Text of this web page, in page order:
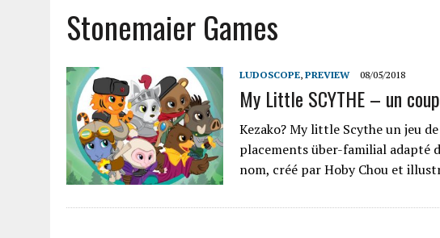
Stonemaier Games
LUDOSCOPE, PREVIEW 08/05/2018
My Little SCYTHE – un
Kezako? My little Scythe un jeu
placements über-familial adapté
nom, créé par Hoby Chou et